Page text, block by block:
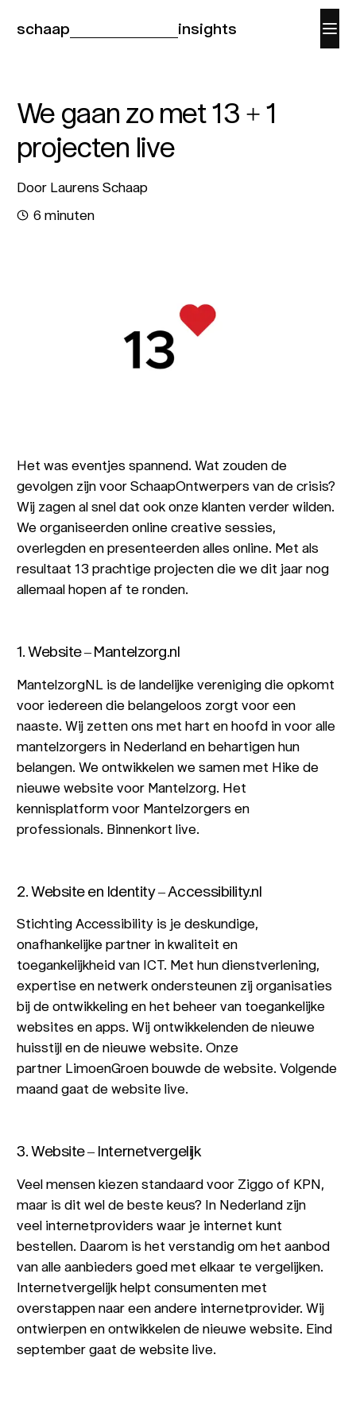
schaap insights
We gaan zo met 13 + 1
projecten live
Door Laurens Schaap
6 minuten
Het was eventjes spannend. Wat zouden de
gevolgen zijn voor SchaapOntwerpers van de crisis?
Wij zagen al snel dat ook onze klanten verder wilden.
We organiseerden online creative sessies,
overlegden en presenteerden alles online. Met als
resultaat 13 prachtige projecten die we dit jaar nog
allemaal hopen af te ronden.
1. Website – Mantelzorg.nl
MantelzorgNL is de landelijke vereniging die opkomt
voor iedereen die belangeloos zorgt voor een
naaste. Wij zetten ons met hart en hoofd in voor alle
mantelzorgers in Nederland en behartigen hun
belangen. We ontwikkelen we samen met Hike de
nieuwe website voor Mantelzorg. Het
kennisplatform voor Mantelzorgers en
professionals. Binnenkort live.
2. Website en Identity – Accessibility.nl
Stichting Accessibility is je deskundige,
onafhankelijke partner in kwaliteit en
toegankelijkheid van ICT. Met hun dienstverlening,
expertise en netwerk ondersteunen zij organisaties
bij de ontwikkeling en het beheer van toegankelijke
websites en apps. Wij ontwikkelenden de nieuwe
huisstijl en de nieuwe website. Onze
partner LimoenGroen bouwde de website. Volgende
maand gaat de website live.
3. Website – Internetvergelijk
Veel mensen kiezen standaard voor Ziggo of KPN,
maar is dit wel de beste keus? In Nederland zijn
veel internetproviders waar je internet kunt
bestellen. Daarom is het verstandig om het aanbod
van alle aanbieders goed met elkaar te vergelijken.
Internetvergelijk helpt consumenten met
overstappen naar een andere internetprovider. Wij
ontwierpen en ontwikkelen de nieuwe website. Eind
september gaat de website live.